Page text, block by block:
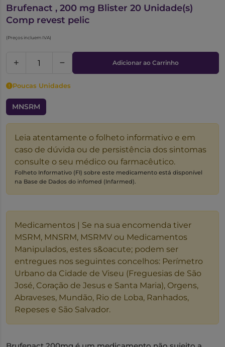
Brufenact , 200 mg Blister 20 Unidade(s)
Comp revest pelic
(Preços incluem IVA)
Adicionar ao Carrinho
Poucas Unidades
MNSRM
Leia atentamente o folheto informativo e em
caso de dúvida ou de persistência dos sintomas
consulte o seu médico ou farmacêutico.
Folheto Informativo (FI) sobre este medicamento está disponível
na Base de Dados do infomed (Infarmed).
Medicamentos | Se na sua encomenda tiver
MSRM, MNSRM, MSRMV ou Medicamentos
Manipulados, estes s&oacute; podem ser
entregues nos seguintes concelhos: Perímetro
Urbano da Cidade de Viseu (Freguesias de São
José, Coração de Jesus e Santa Maria), Orgens,
Abraveses, Mundão, Rio de Loba, Ranhados,
Repeses e São Salvador.